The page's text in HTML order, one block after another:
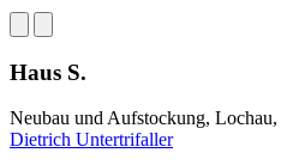
Haus S.
Neubau und Aufstockung,
Dietrich Untertrifaller